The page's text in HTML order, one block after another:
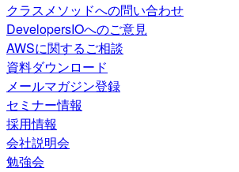
クラスメソッドへの問い合わせ
DevelopersIOへのご意見
AWSに関するご相談
資料ダウンロード
メールマガジン登録
セミナー情報
採用情報
会社説明会
勉強会